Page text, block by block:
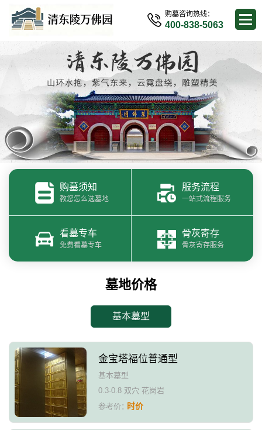
购墓咨询热线：
400-838-5063
购墓须知
教您怎么选墓地
服务流程
一站式流程服务
看墓专车
免费看墓专车
骨灰寄存
骨灰寄存服务
墓地价格
基本墓型
金宝塔福位普通型
基本墓型
0.3-0.8 双穴 花岗岩
参考价：时价